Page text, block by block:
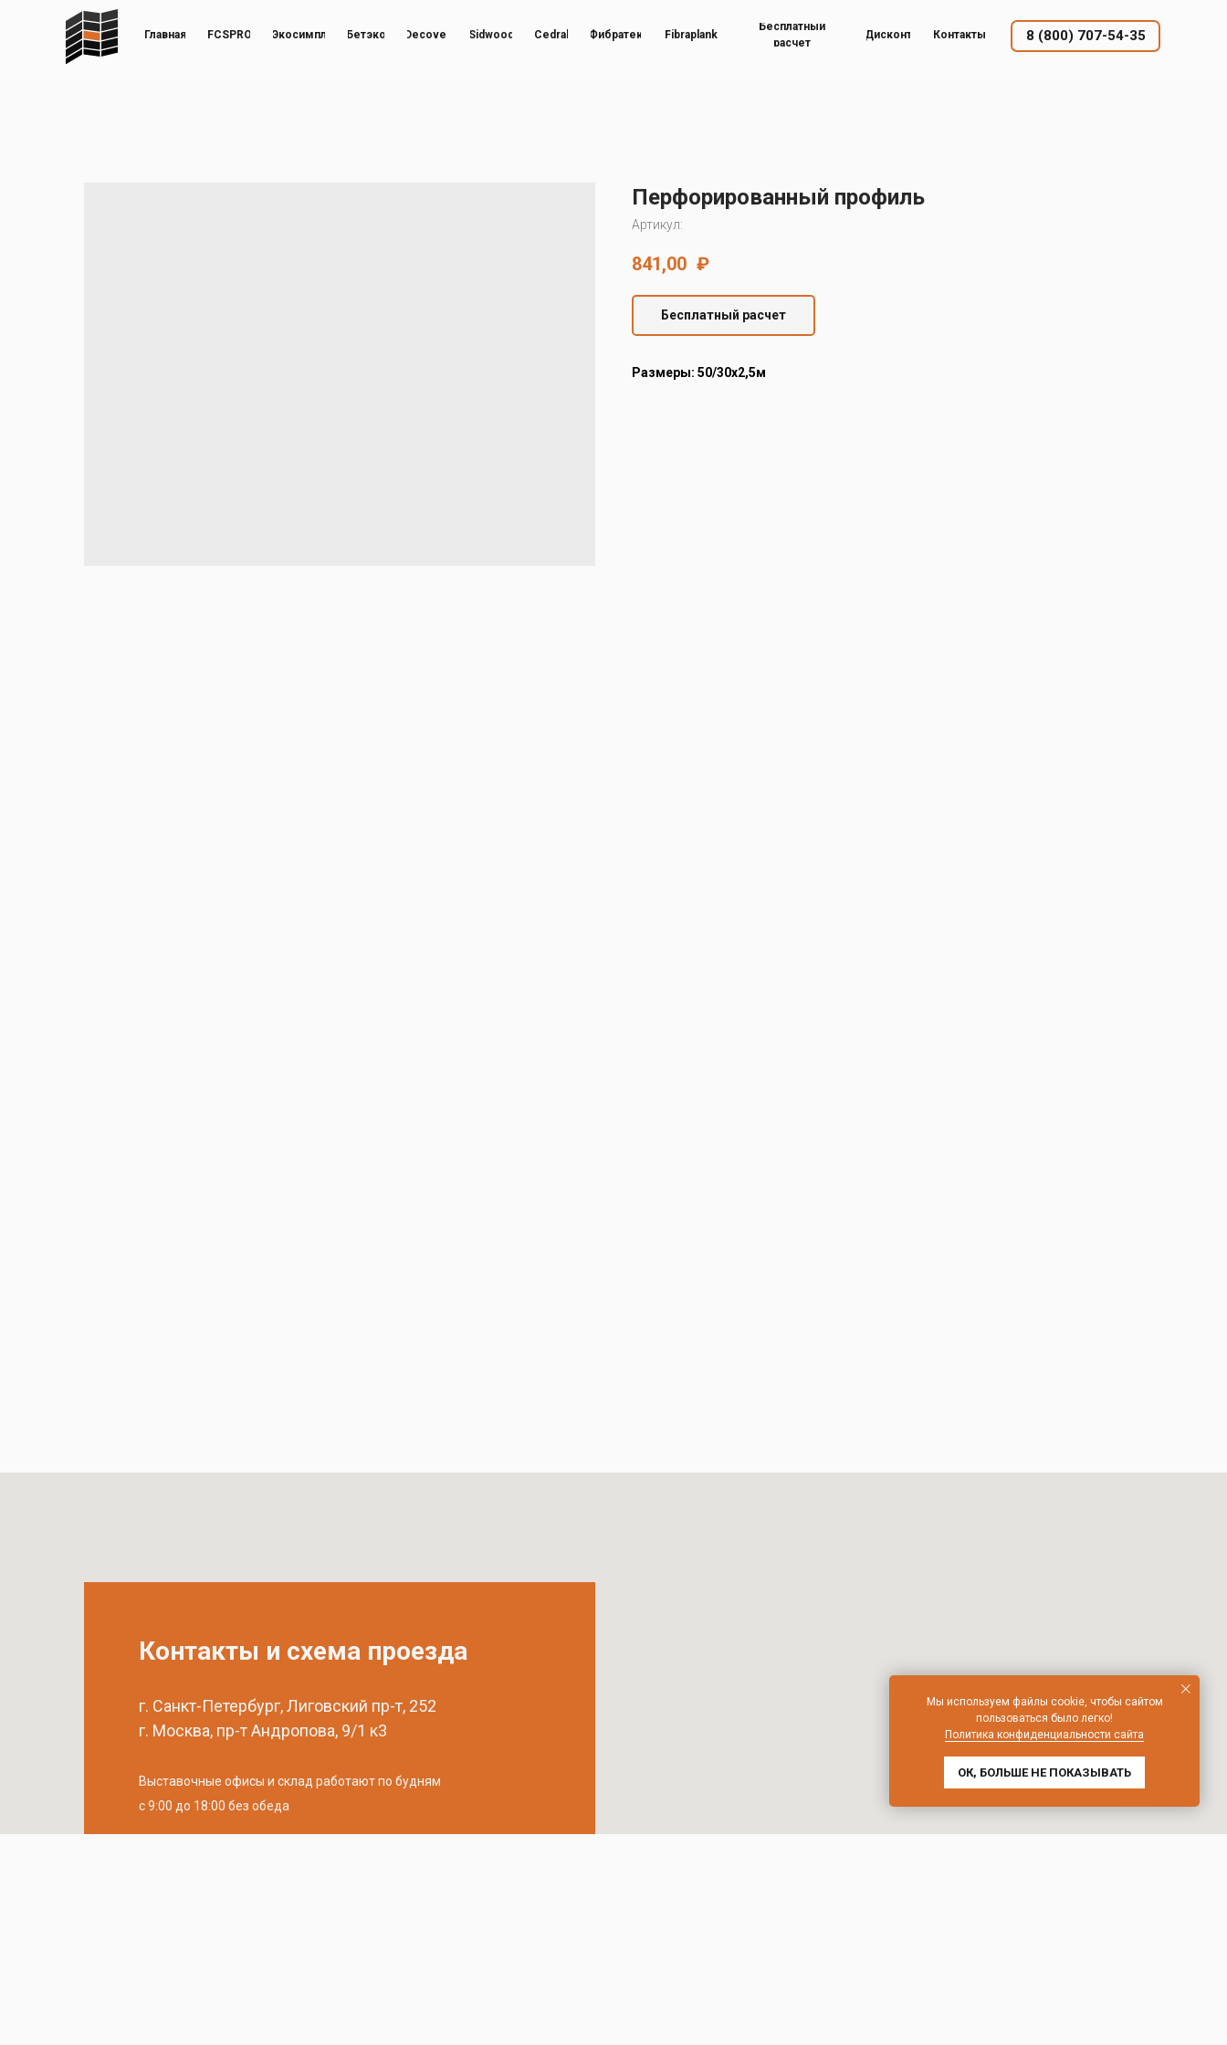
8 (800) 707-54-35
Главная FCSPRO Бетэко Decover Sidwood Cedral Фибратек
Бесплатный
расчет
Контакты
Дисконт
Экосимпл Fibraplank
Перфорированный профиль
Артикул:
841,00 ₽
Бесплатный расчет
Размеры: 50/30х2,5м
Мы используем файлы cookie, чтобы сайтом
пользоваться было легко!
Политика конфиденциальности сайта
ОК, БОЛЬШЕ НЕ ПОКАЗЫВАТЬ
Контакты и схема проезда
г. Санкт-Петербург, Лиговский пр-т, 252
г. Москва, пр-т Андропова, 9/1 к3
Выставочные офисы и склад работают по будням
с 9:00 до 18:00 без обеда